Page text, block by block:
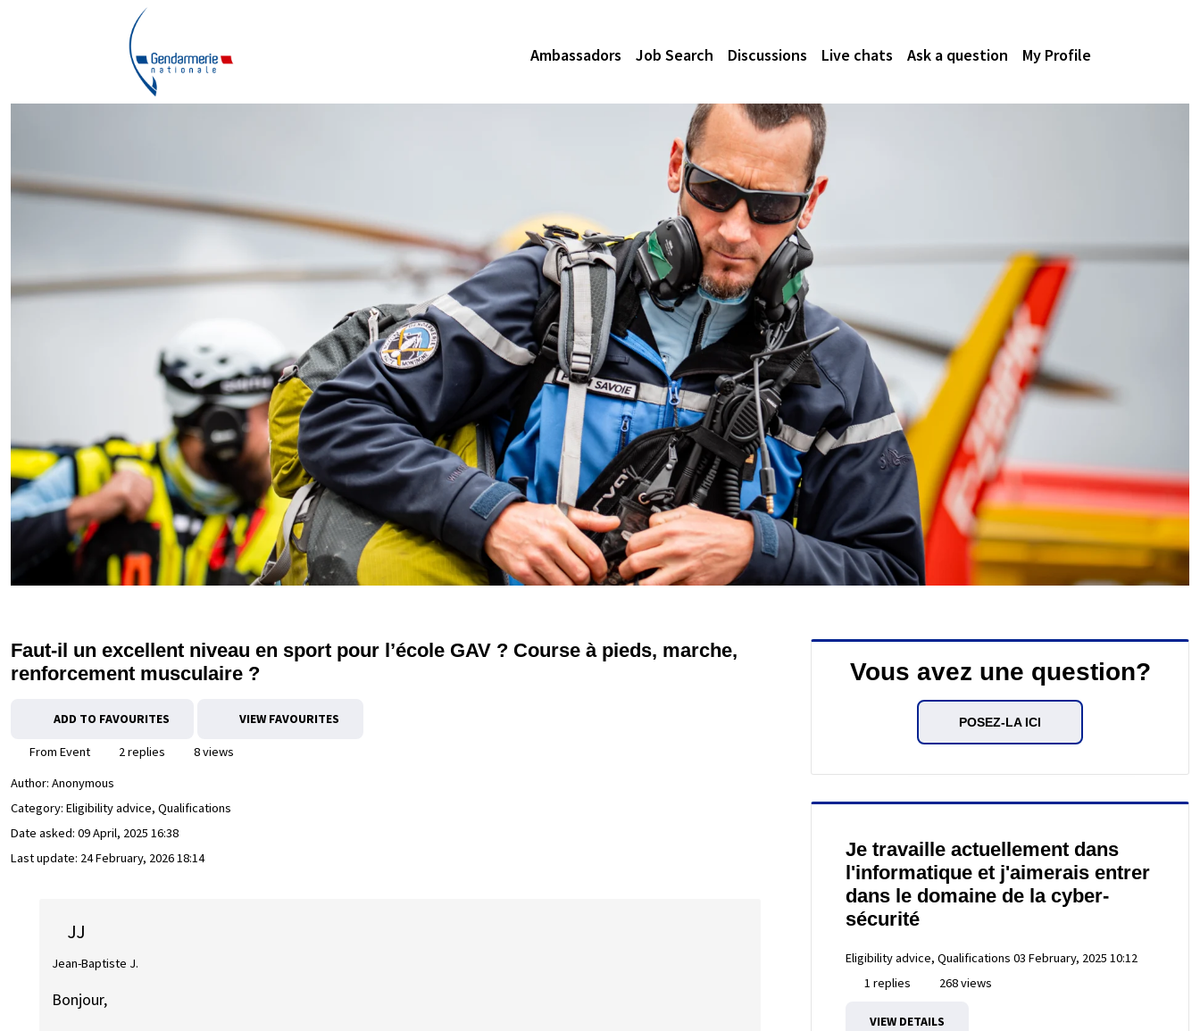
Ambassadors Job Search Discussions Live chats Ask a question My Profile
Faut-il un excellent niveau en sport pour l’école GAV ? Course à pieds, marche,
renforcement musculaire ?
ADD TO FAVOURITES VIEW FAVOURITES
From Event 2 replies
8 views
Author: Anonymous
Category: Eligibility advice, Qualifications
Date asked: 09 April, 2025 16:38
Last update: 24 February, 2026 18:14
JJ
Jean-Baptiste J.
Bonjour,
Vous avez une question?
POSEZ-LA ICI
Je travaille actuellement dans
l'informatique et j'aimerais entrer
dans le domaine de la cyber-
sécurité
Eligibility advice, Qualifications 03 February, 2025 10:12
1 replies
268 views
VIEW DETAILS